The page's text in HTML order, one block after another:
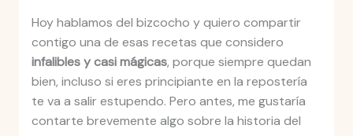
Hoy hablamos del bizcocho y quiero compartir
contigo una de esas recetas que considero
infalibles y casi mágicas, porque siempre quedan
bien, incluso si eres principiante en la repostería
te va a salir estupendo. Pero antes, me gustaría
contarte brevemente algo sobre la historia del